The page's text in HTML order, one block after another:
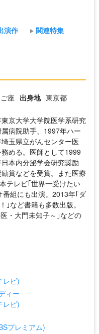
演作 関連特集
座 出身地 東京都
京大学大学院医学系研究
病院助手、1997年ハー
玉県立がんセンター医
める。医師として1999
本内分泌学会研究奨励
賞などを受賞。また医療
テレビ｢世界一受けたい
組にも出演。2013年｢ダ
｣など書籍も多数出版。
・大門未知子～｣などの
レビ)
ィー
レビ)
プレミアム)